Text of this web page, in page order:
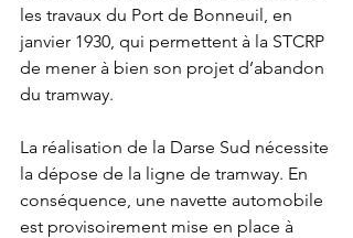
les travaux du Port de Bonneuil, en
janvier 1930, qui permettent à la STCRP
de mener à bien son projet d’abandon
du tramway.
La réalisation de la Darse Sud nécessite
la dépose de la ligne de tramway. En
conséquence, une navette automobile
est provisoirement mise en place à